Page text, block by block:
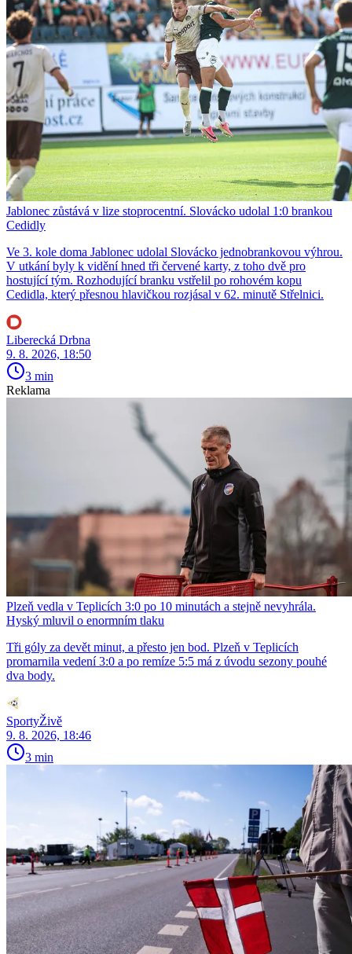
Jablonec zůstává v lize stoprocentní. Slovácko udolal 1:0 brankou
Cedidly
Ve 3. kole doma Jablonec udolal Slovácko jednobrankovou výhrou.
V utkání byly k vidění hned tři červené karty, z toho dvě pro
hostující tým. Rozhodující branku vstřelil po rohovém kopu
Cedidla, který přesnou hlavičkou rozjásal v 62. minutě Střelnici.
Liberecká Drbna
9. 8. 2026, 18:50
3 min
Reklama
Plzeň vedla v Teplicích 3:0 po 10 minutách a stejně nevyhrála.
Hyský mluvil o enormním tlaku
Tři góly za devět minut, a přesto jen bod. Plzeň v Teplicích
promarnila vedení 3:0 a po remíze 5:5 má z úvodu sezony pouhé
dva body.
SportyŽivě
9. 8. 2026, 18:46
3 min